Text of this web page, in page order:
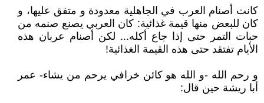
كانت أصنام العرب في الجاهلية معدودة و متفق عليها، و
كان للبعض منها قيمة غذائية: كان العربي يصنع صنمه من
حبات التمر حتى إذا جاع أكله... لكن أصنام عربان هذه
الأيام تفتقد حتى هذه القيمة الغذائية!
و رحم الله -و الله هو كائن خرافي يرحم من يشاء- عمر
أبا ريشة حين قال: